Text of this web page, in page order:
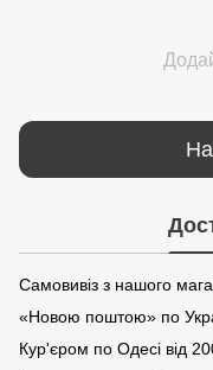
Самовивіз з нашого
«Новою поштою» по
Кур'єром по Одесі від